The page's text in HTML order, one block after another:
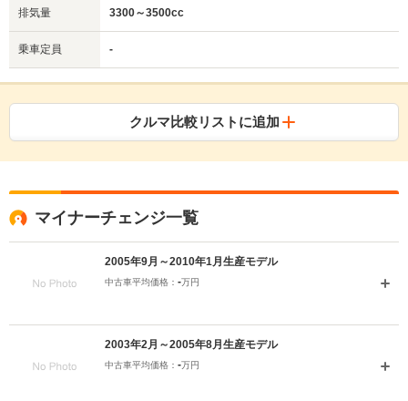
排気量 3300～3500cc
乗車定員 -
クルマ比較リストに追加
マイナーチェンジ一覧
2005年9月～2010年1月生産モデル
中古車平均価格： -万円
2003年2月～2005年8月生産モデル
中古車平均価格： -万円